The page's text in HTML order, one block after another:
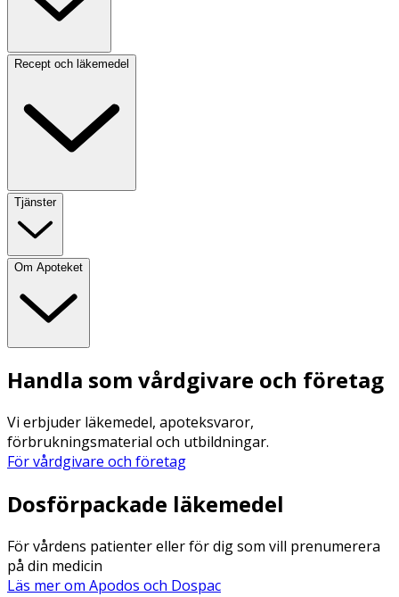
Recept och läkemedel
Tjänster
Om Apoteket
Handla som vårdgivare och företag
Vi erbjuder läkemedel, apoteksvaror,
förbrukningsmaterial och utbildningar.
För vårdgivare och företag
Dosförpackade läkemedel
För vårdens patienter eller för dig som vill prenumerera
på din medicin
Läs mer om Apodos och Dospac